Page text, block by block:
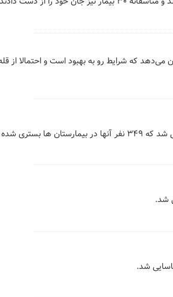
می‌دهد که شرایط رو به بهبود است و احتمالا از